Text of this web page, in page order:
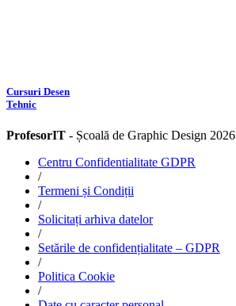
Cursuri Desen
Tehnic
ProfesorIT - Școală de Graphic Design 2026
Centru Confidentialitate GDPR
/
Termeni și Condiții
/
Solicitați arhiva datelor
/
Setările de confidențialitate – GDPR
/
Politica Cookie
/